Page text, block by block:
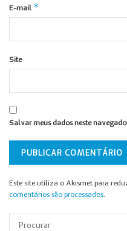
E-mail *
Site
Salvar meus dados neste
Este site utiliza o Akismet para
comentários são processados